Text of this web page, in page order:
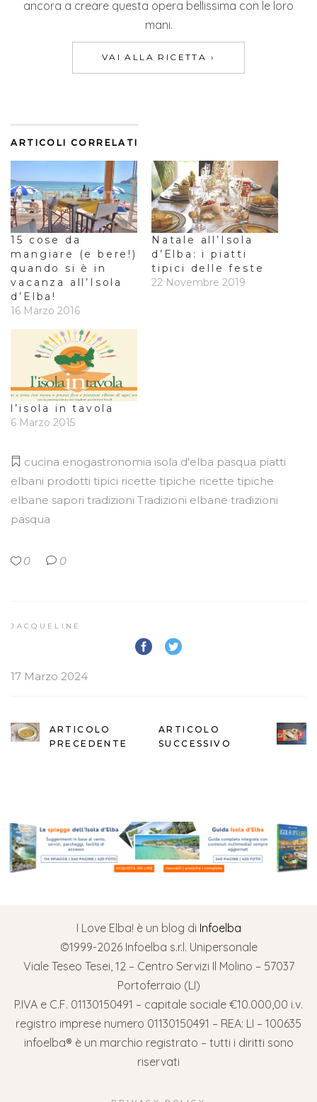
ancora a creare questa opera bellissima con le loro
mani.
VAI ALLA RICETTA ›
ARTICOLI CORRELATI
15 cose da
mangiare (e bere!)
quando si è in
vacanza all’Isola
d’Elba!
16 Marzo 2016
Natale all’Isola
d’Elba: i piatti
tipici delle feste
22 Novembre 2019
l’isola in tavola
6 Marzo 2015
cucina enogastronomia isola d'elba pasqua piatti
elbani prodotti tipici ricette tipiche ricette tipiche
elbane sapori tradizioni Tradizioni elbane tradizioni
pasqua
0 0
JACQUELINE
17 Marzo 2024
ARTICOLO
PRECEDENTE
ARTICOLO
SUCCESSIVO
I Love Elba! è un blog di Infoelba
©1999-2026 Infoelba s.r.l. Unipersonale
Viale Teseo Tesei, 12 – Centro Servizi Il Molino – 57037
Portoferraio (LI)
P.IVA e C.F. 01130150491 – capitale sociale €10.000,00 i.v.
registro imprese numero 01130150491 – REA: LI – 100635
infoelba® è un marchio registrato – tutti i diritti sono
riservati